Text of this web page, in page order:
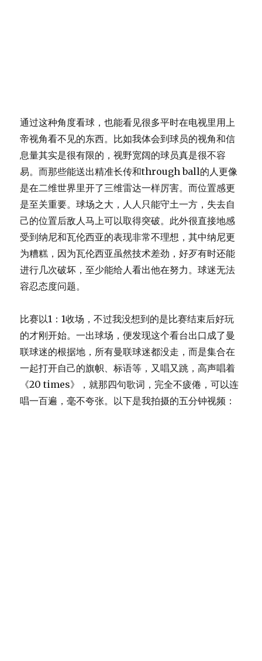
通过这种角度看球，也能看见很多平时在电视里用上
帝视角看不见的东西。比如我体会到球员的视角和信
息量其实是很有限的，视野宽阔的球员真是很不容
易。而那些能送出精准长传和through ball的人更像
是在二维世界里开了三维雷达一样厉害。而位置感更
是至关重要。球场之大，人人只能守土一方，失去自
己的位置后敌人马上可以取得突破。此外很直接地感
受到纳尼和瓦伦西亚的表现非常不理想，其中纳尼更
为糟糕，因为瓦伦西亚虽然技术差劲，好歹有时还能
进行几次破坏，至少能给人看出他在努力。球迷无法
容忍态度问题。
比赛以1：1收场，不过我没想到的是比赛结束后好玩
的才刚开始。一出球场，便发现这个看台出口成了曼
联球迷的根据地，所有曼联球迷都没走，而是集合在
一起打开自己的旗帜、标语等，又唱又跳，高声唱着
《20 times》，就那四句歌词，完全不疲倦，可以连
唱一百遍，毫不夸张。以下是我拍摄的五分钟视频：